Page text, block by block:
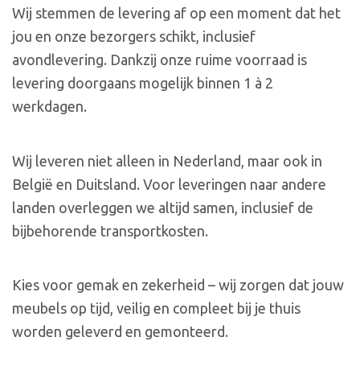
Wij stemmen de levering af op een moment dat het
jou en onze bezorgers schikt, inclusief
avondlevering. Dankzij onze ruime voorraad is
levering doorgaans mogelijk binnen 1 à 2
werkdagen.
Wij leveren niet alleen in Nederland, maar ook in
België en Duitsland. Voor leveringen naar andere
landen overleggen we altijd samen, inclusief de
bijbehorende transportkosten.
Kies voor gemak en zekerheid – wij zorgen dat jouw
meubels op tijd, veilig en compleet bij je thuis
worden geleverd en gemonteerd.